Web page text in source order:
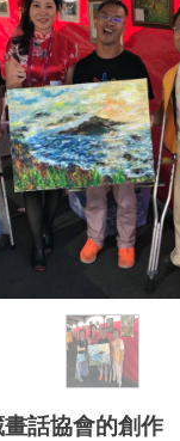
話協會的創作